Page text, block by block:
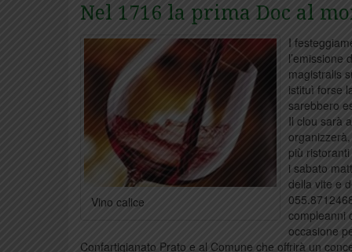
Nel 1716 la prima Doc al
Vino calice
I
l’emissione
magistralis
istituì forse
sarebbero
Il clou sarà
più
i sabato
della vite e
compleanni
occasione
Confartigianato Prato e al Comune che offrirà un